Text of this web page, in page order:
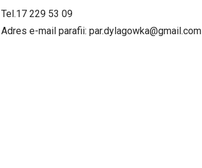
Tel.17 229 53 09
Adres e-mail parafii: par.dylagowka@gmail.com